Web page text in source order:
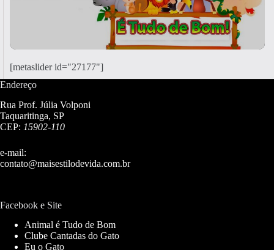
[metaslider id="27177"]
Endereço
Rua Prof. Júlia Volponi
Taquaritinga, SP
CEP: 15902-110
e-mail:
contato@maisestilodevida.com.br
Facebook e Site
Animal é Tudo de Bom
Clube Cantadas do Gato
Eu o Gato